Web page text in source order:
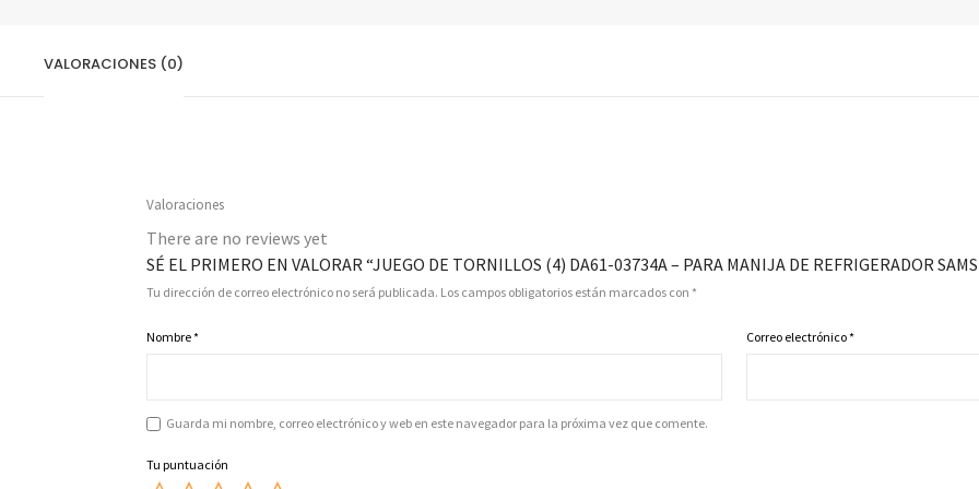
VALORACIONES (0)
Valoraciones
There are no reviews yet
SÉ EL PRIMERO EN VALORAR “JUEGO DE TORNILLOS (4) DA61-03734A – PARA MANIJA DE REFRIGERADOR
Tu dirección de correo electrónico no será publicada. Los campos obligatorios están marcados con *
Nombre* Correo electrónico*
Guarda mi nombre, correo electrónico y web en este navegador para la próxima vez que comente.
Tu puntuación